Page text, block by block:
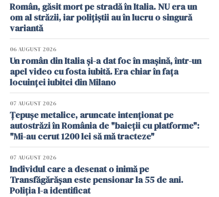
Român, găsit mort pe stradă în Italia. NU era un
om al străzii, iar polițiștii au în lucru o singură
variantă
06 AUGUST 2026
Un român din Italia și-a dat foc în mașină, într-un
apel video cu fosta iubită. Era chiar în fața
locuinței iubitei din Milano
07 AUGUST 2026
Țepușe metalice, aruncate intenționat pe
autostrăzi în România de "baieții cu platforme":
"Mi-au cerut 1200 lei să mă tracteze"
07 AUGUST 2026
Individul care a desenat o inimă pe
Transfăgărășan este pensionar la 55 de ani.
Poliția l-a identificat